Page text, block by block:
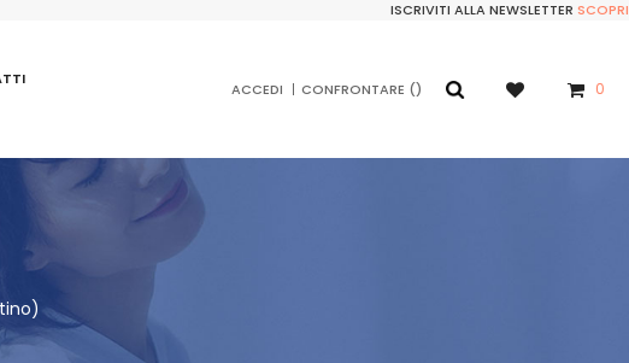
ISCRIVITI ALLA NEWSLETTER SCOPRI
ACCEDI CONFRONTARE 0